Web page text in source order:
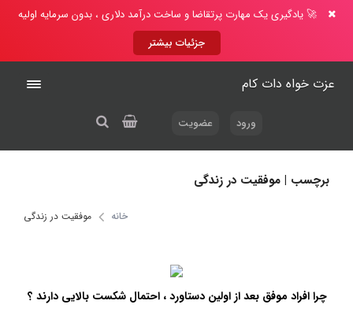
🚀 یادگیری یک مهارت پرتقاضا و ساخت درآمد دلاری ، بدون سرمایه اولیه
جزئیات بیشتر
عزت خواه دات کام
ورود عضویت
برچسب | موفقیت در زندگی
خانه موفقیت در زندگی
چرا افراد موفق بعد از اولین دستاورد ، احتمال شکست بالایی دارند ؟